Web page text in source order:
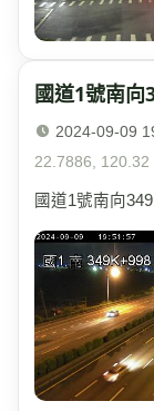
國道1號南
2024-09-09
22.7886, 120.32
國道1號南向